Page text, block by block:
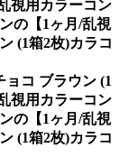
視用カラーコン
の【1ヶ月/乱視
(1箱2枚)カラコ
ョコ ブラウン (1
視用カラーコン
の【1ヶ月/乱視
(1箱2枚)カラコ